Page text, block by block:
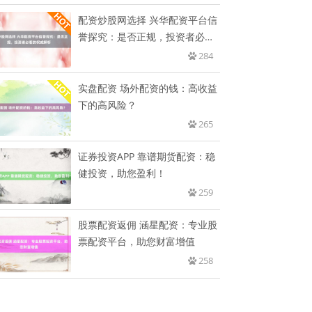
配资炒股网选择 兴华配资平台信
誉探究：是否正规，投资者必看
284
实盘配资 场外配资的钱：高收益
下的高风险？
265
证券投资APP 靠谱期货配资：稳
健投资，助您盈利！
259
股票配资返佣 涵星配资：专业股
票配资平台，助您财富增值
258